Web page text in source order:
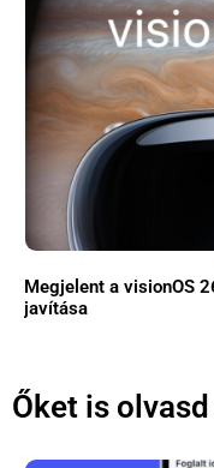
Megjelent a visionOS
javítása
Őket is